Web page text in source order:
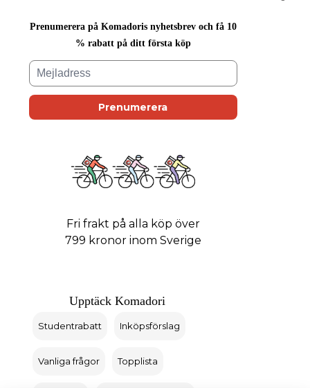
Prenumerera på Komadoris nyhetsbrev och få 10
% rabatt på ditt första köp
Fri frakt på alla köp över
799 kronor inom Sverige
Upptäck Komadori
Studentrabatt Inköpsförslag
Vanliga frågor Topplista